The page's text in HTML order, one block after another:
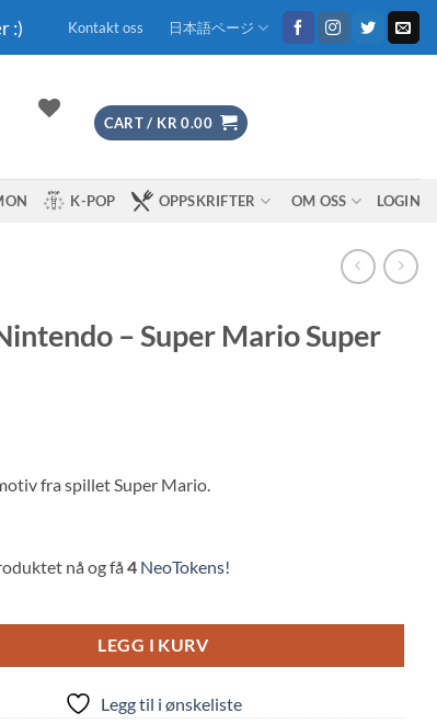
:) Kontakt oss 日本語ページ
CART / KR 0.00
K-POP OPPSKRIFTER OM OSS LOGIN
– Super Mario Super
fra spillet Super Mario.
nå og få 4NeoTokens!
LEGG I KURV
Legg til i ønskeliste